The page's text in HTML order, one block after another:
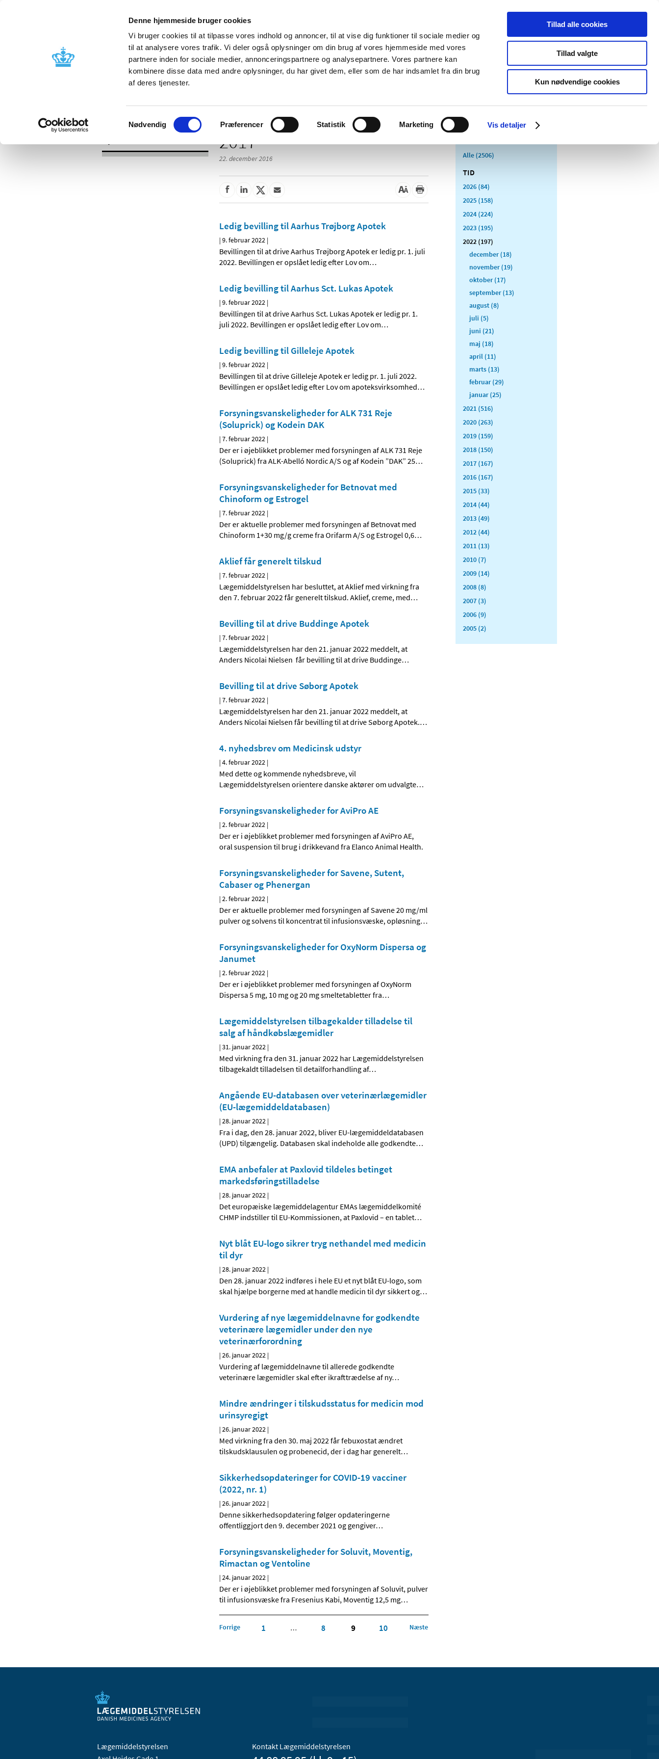
Denne hjemmeside bruger cookies
Vi bruger cookies til at tilpasse vores indhold og annoncer, til at vise dig funktioner til sociale medier og
til at analysere vores trafik. Vi deler også oplysninger om din brug af vores hjemmeside med vores
partnere inden for sociale medier, annonceringspartnere og analysepartnere. Vores partnere kan
kombinere disse data med andre oplysninger, du har givet dem, eller som de har indsamlet fra din brug
af deres tjenester.
Samtykkevalg
Nødvendig Præferencer Statistik Marketing Vis detaljer
Tillad alle cookies
Tillad valgte
Kun nødvendige cookies
Nyheder Om os Kontakt Udgivelser
Godkendelse og
Bivirkninger og
produktinformation
Tilskud og
Apoteker og salg af
Medicinsk
Særlige
produktområder
2017
22. december 2016
Ledig bevilling til Aarhus Trøjborg Apotek
|9. februar 2022 |
Bevillingen til at drive Aarhus Trøjborg Apotek er ledig pr. 1. juli
2022. Bevillingen er opslået ledig efter Lov om…
Ledig bevilling til Aarhus Sct. Lukas Apotek
|9. februar 2022 |
Bevillingen til at drive Aarhus Sct. Lukas Apotek er ledig pr. 1.
juli 2022. Bevillingen er opslået ledig efter Lov om…
Ledig bevilling til Gilleleje Apotek
|9. februar 2022 |
Bevillingen til at drive Gilleleje Apotek er ledig pr. 1. juli 2022.
Bevillingen er opslået ledig efter Lov om apoteksvirksomhed…
Forsyningsvanskeligheder for ALK 731 Reje
(Soluprick) og Kodein DAK
|7. februar 2022 |
Der er i øjeblikket problemer med forsyningen af ALK 731 Reje
(Soluprick) fra ALK-Abelló Nordic A/S og af Kodein ”DAK” 25…
Forsyningsvanskeligheder for Betnovat med
Chinoform og Estrogel
|7. februar 2022 |
Der er aktuelle problemer med forsyningen af Betnovat med
Chinoform 1+30 mg/g creme fra Orifarm A/S og Estrogel 0,6…
Aklief får generelt tilskud
|7. februar 2022 |
Lægemiddelstyrelsen har besluttet, at Aklief med virkning fra
den 7. februar 2022 får generelt tilskud. Aklief, creme, med…
Bevilling til at drive Buddinge Apotek
|7. februar 2022 |
Lægemiddelstyrelsen har den 21. januar 2022 meddelt, at
Anders Nicolai Nielsen får bevilling til at drive Buddinge…
Bevilling til at drive Søborg Apotek
|7. februar 2022 |
Lægemiddelstyrelsen har den 21. januar 2022 meddelt, at
Anders Nicolai Nielsen får bevilling til at drive Søborg Apotek.…
4. nyhedsbrev om Medicinsk udstyr
|4. februar 2022 |
Med dette og kommende nyhedsbreve, vil
Lægemiddelstyrelsen orientere danske aktører om udvalgte…
Forsyningsvanskeligheder for AviPro AE
|2. februar 2022 |
Der er i øjeblikket problemer med forsyningen af AviPro AE,
oral suspension til brug i drikkevand fra Elanco Animal Health.
Forsyningsvanskeligheder for Savene, Sutent,
Cabaser og Phenergan
|2. februar 2022 |
Der er aktuelle problemer med forsyningen af Savene 20 mg/ml
pulver og solvens til koncentrat til infusionsvæske, opløsning…
Forsyningsvanskeligheder for OxyNorm Dispersa og
Janumet
|2. februar 2022 |
Der er i øjeblikket problemer med forsyningen af OxyNorm
Dispersa 5 mg, 10 mg og 20 mg smeltetabletter fra…
Lægemiddelstyrelsen tilbagekalder tilladelse til
salg af håndkøbslægemidler
|31. januar 2022 |
Med virkning fra den 31. januar 2022 har Lægemiddelstyrelsen
tilbagekaldt tilladelsen til detailforhandling af…
Angående EU-databasen over veterinærlægemidler
(EU-lægemiddeldatabasen)
|28. januar 2022 |
Fra i dag, den 28. januar 2022, bliver EU-lægemiddeldatabasen
(UPD) tilgængelig. Databasen skal indeholde alle godkendte…
EMA anbefaler at Paxlovid tildeles betinget
markedsføringstilladelse
|28. januar 2022 |
Det europæiske lægemiddelagentur EMAs lægemiddelkomité
CHMP indstiller til EU-Kommissionen, at Paxlovid – en tablet…
Nyt blåt EU-logo sikrer tryg nethandel med medicin
til dyr
|28. januar 2022 |
Den 28. januar 2022 indføres i hele EU et nyt blåt EU-logo, som
skal hjælpe borgerne med at handle medicin til dyr sikkert og…
Vurdering af nye lægemiddelnavne for godkendte
veterinære lægemidler under den nye
veterinærforordning
|26. januar 2022 |
Vurdering af lægemiddelnavne til allerede godkendte
veterinære lægemidler skal efter ikrafttrædelse af ny…
Mindre ændringer i tilskudsstatus for medicin mod
urinsyregigt
|26. januar 2022 |
Med virkning fra den 30. maj 2022 får febuxostat ændret
tilskudsklausulen og probenecid, der i dag har generelt…
Sikkerhedsopdateringer for COVID-19 vacciner
(2022, nr. 1)
|26. januar 2022 |
Denne sikkerhedsopdatering følger opdateringerne
offentliggjort den 9. december 2021 og gengiver…
Forsyningsvanskeligheder for Soluvit, Moventig,
Rimactan og Ventoline
|24. januar 2022 |
Der er i øjeblikket problemer med forsyningen af Soluvit, pulver
til infusionsvæske fra Fresenius Kabi, Moventig 12,5 mg…
Forrige 1 … 8 9 10 Næste
Alle (2506)
TID
2026 (84)
2025 (158)
2024 (224)
2023 (195)
2022 (197)
december (18)
november (19)
oktober (17)
september (13)
august (8)
juli (5)
juni (21)
maj (18)
april (11)
marts (13)
februar (29)
januar (25)
2021 (516)
2020 (263)
2019 (159)
2018 (150)
2017 (167)
2016 (167)
2015 (33)
2014 (44)
2013 (49)
2012 (44)
2011 (13)
2010 (7)
2009 (14)
2008 (8)
2007 (3)
2006 (9)
2005 (2)
Lægemiddelstyrelsen
Kontakt Lægemiddelstyrelsen